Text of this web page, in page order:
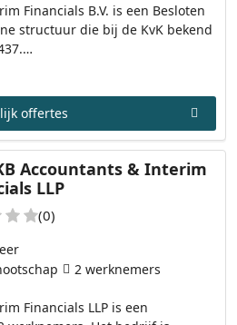
Financials B.V. is een Besloten
structuur die bij de KvK bekend
offertes
Accountants & Interim
LLP
(0)
Financials LLP is een
2 werknemers